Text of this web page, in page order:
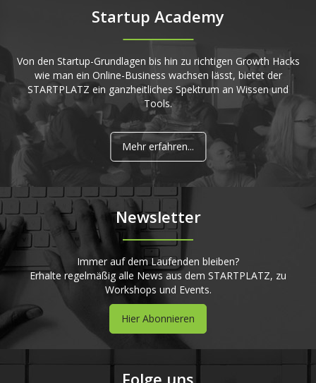
Startup Academy
Von den Startup-Grundlagen bis hin zu richtigen Growth Hacks
wie man ein Online-Business wachsen lässt, bietet der
STARTPLATZ ein ganzheitliches Spektrum an Wissen und
Tools.
Mehr erfahren...
Newsletter
Immer auf dem Laufenden bleiben?
Erhalte regelmäßig alle News aus dem STARTPLATZ, zu
Workshops und Events.
Hier Abonnieren
Folge uns